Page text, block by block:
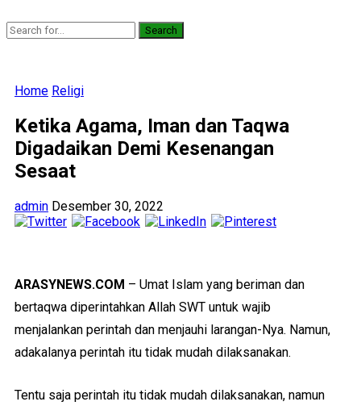
Search
Home Religi
Ketika Agama, Iman dan Taqwa
Digadaikan Demi Kesenangan
Sesaat
admin Desember 30, 2022
ARASYNEWS.COM – Umat Islam yang beriman dan
bertaqwa diperintahkan Allah SWT untuk wajib
menjalankan perintah dan menjauhi larangan-Nya. Namun,
adakalanya perintah itu tidak mudah dilaksanakan.
Tentu saja perintah itu tidak mudah dilaksanakan, namun